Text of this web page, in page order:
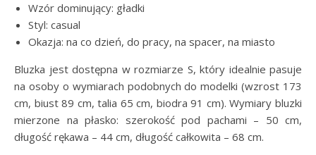
Wzór dominujący: gładki
Styl: casual
Okazja: na co dzień, do pracy, na spacer, na miasto
Bluzka jest dostępna w rozmiarze S, który idealnie pasuje
na osoby o wymiarach podobnych do modelki (wzrost 173
cm, biust 89 cm, talia 65 cm, biodra 91 cm). Wymiary bluzki
mierzone na płasko: szerokość pod pachami – 50 cm,
długość rękawa – 44 cm, długość całkowita – 68 cm.